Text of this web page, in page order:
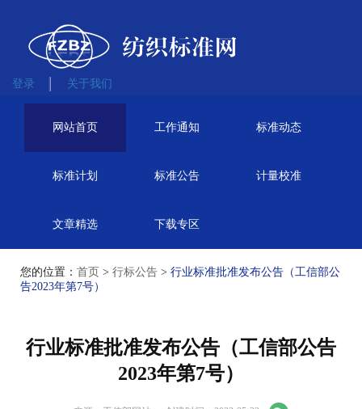
登录 关于我们
网站首页 工作通知 标准动态
标准计划 标准公告 计量校准
文章精选 下载专区
您的位置： 首页 > 行标公告 > 行业标准批准发布公告（工信部公
告2023年第7号）
行业标准批准发布公告（工信部公告
2023年第7号）